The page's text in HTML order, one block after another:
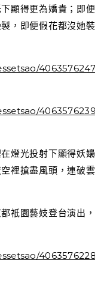
顯得更為嬌貴；即便
，即便假花都沒她裝
燈光投射下顯得妖嬝
裡搶盡風頭，連破雲
祇園藝妓登台演出，